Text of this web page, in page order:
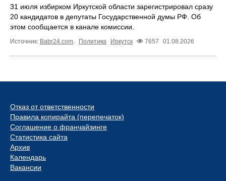
31 июля избирком Иркутской области зарегистрировал сразу
20 кандидатов в депутаты Государственной думы РФ. Об
этом сообщается в канале комиссии.
Источник: Babr24.com. Политика Иркутск 7657 01.08.2026
Отказ от ответственности
Правила копирайта (перепечаток)
Соглашение о франчайзинге
Статистика сайта
Архив
Календарь
Вакансии